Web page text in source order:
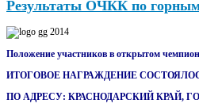
Результаты ОЧКК по горным
Положение участников в открытом
ИТОГОВОЕ НАГРАЖДЕНИЕ
ПО АДРЕСУ: КРАСНОДАРСКИЙ КРАЙ,